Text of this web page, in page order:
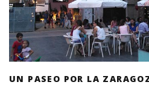
UN PASEO POR LA